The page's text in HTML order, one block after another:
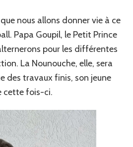
nous allons donner vie à ce
Papa Goupil, le Petit Prince
pour les différentes
La Nounouche, elle, sera
des travaux finis, son jeune
cette fois-ci.